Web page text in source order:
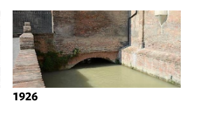
1926